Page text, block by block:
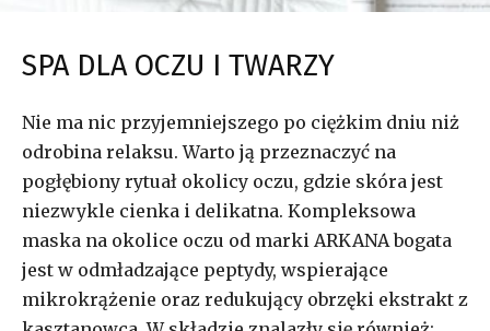
SPA DLA OCZU I TWARZY
Nie ma nic przyjemniejszego po ciężkim dniu niż
odrobina relaksu. Warto ją przeznaczyć na
pogłębiony rytuał okolicy oczu, gdzie skóra jest
niezwykle cienka i delikatna. Kompleksowa
maska na okolice oczu od marki ARKANA bogata
jest w odmładzające peptydy, wspierające
mikrokrążenie oraz redukujący obrzęki ekstrakt z